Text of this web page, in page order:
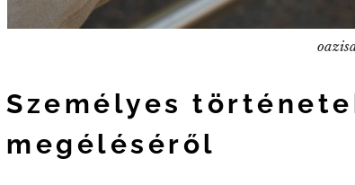
Személyes
megéléséről